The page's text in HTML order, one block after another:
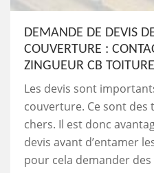
DEMANDE DE DEVIS
COUVERTURE :
ZINGUEUR CB
Les devis sont
couverture. Ce sont des
chers. Il est donc
devis avant d’entamer
pour cela demander